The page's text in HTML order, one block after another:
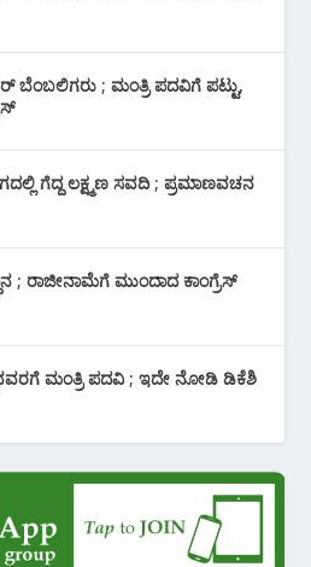
ಬೆಂಬಲಿಗರು ; ಮಂತ್ರಿ ಪದವಿಗೆ ‌ಪಟ್ಟು,
ಗೆದ್ದ ಲಕ್ಷ್ಮಣ ಸವದಿ ; ಪ್ರಮಾಣವಚನ
; ರಾಜೀನಾಮೆಗೆ ಮುಂದಾದ ಕಾಂಗ್ರೆಸ್
ಮಂತ್ರಿ ಪದವಿ ; ಇದೇ ನೋಡಿ‌ ಡಿಕೆಶಿ